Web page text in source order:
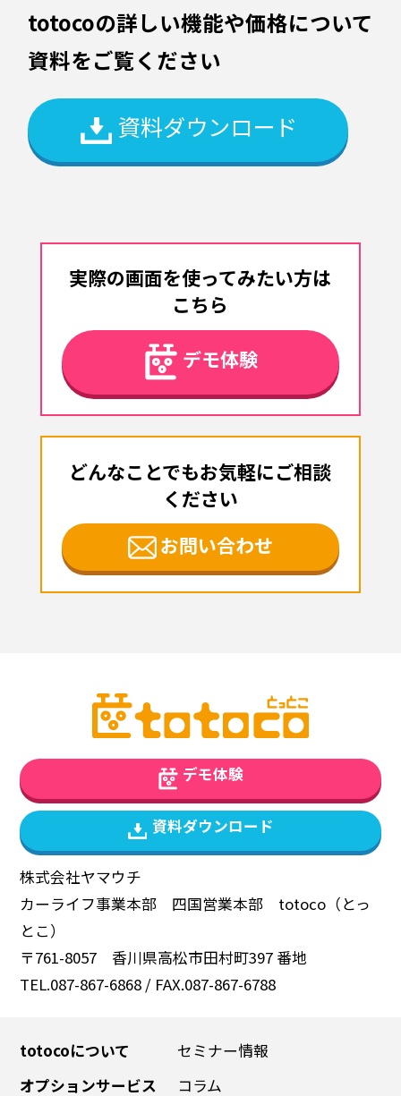
totocoの詳しい機能や価格について
資料をご覧ください
資料ダウンロード
実際の画面を使ってみたい方は
こちら
デモ体験
どんなことでもお気軽にご相談
ください
お問い合わせ
デモ体験
資料ダウンロード
株式会社ヤマウチ
カーライフ事業本部 四国営業本部 totoco（とっ
とこ）
〒761-8057 香川県高松市田村町397 番地
TEL.087-867-6868 / FAX.087-867-6788
totocoについて
オプションサービス
セミナー情報
コラム